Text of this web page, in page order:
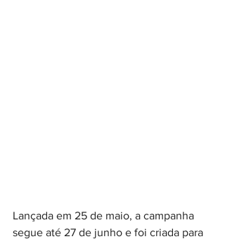
Lançada em 25 de maio, a campanha
segue até 27 de junho e foi criada para